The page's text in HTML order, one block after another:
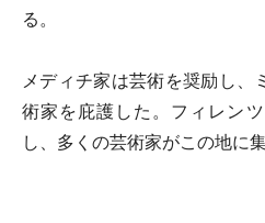
る。
メディチ家は芸術を奨励し、
術家を庇護した。フィレン
し、多くの芸術家がこの地に集